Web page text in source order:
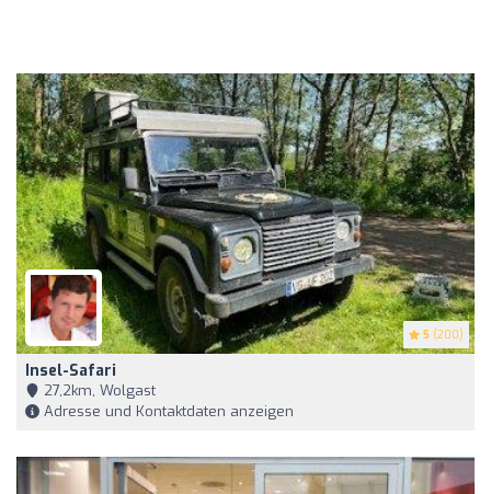
5 (200)
Insel-Safari
27,2km, Wolgast
Adresse und Kontaktdaten anzeigen